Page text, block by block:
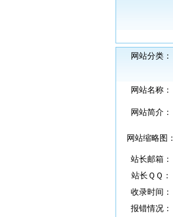
网站分类：
网站名称：
网站简介：
网站缩略图：
站长邮箱：
站长ＱＱ：
收录时间：
报错情况：